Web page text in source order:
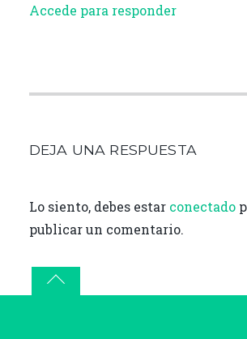
Accede para responder
DEJA UNA RESPUESTA
Lo siento, debes estar conectado
publicar un comentario.